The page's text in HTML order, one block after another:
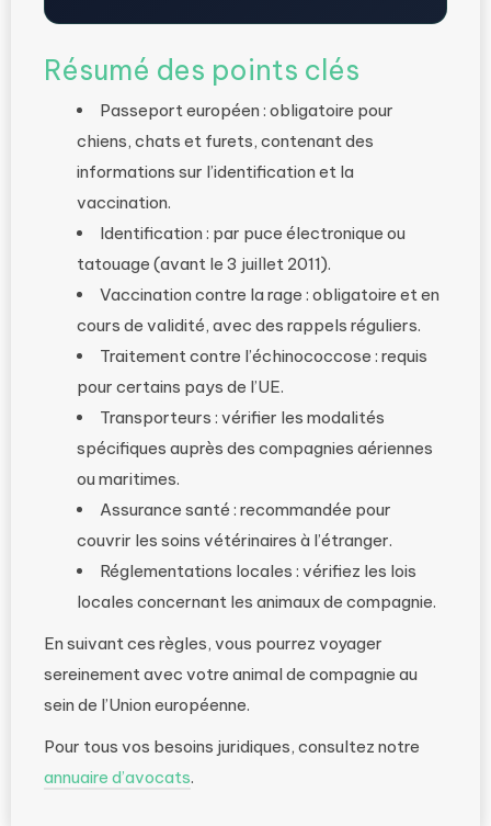
Résumé des points clés
Passeport européen : obligatoire pour
chiens, chats et furets, contenant des
informations sur l’identification et la
vaccination.
Identification : par puce électronique ou
tatouage (avant le 3 juillet 2011).
Vaccination contre la rage : obligatoire et en
cours de validité, avec des rappels réguliers.
Traitement contre l’échinococcose : requis
pour certains pays de l’UE.
Transporteurs : vérifier les modalités
spécifiques auprès des compagnies aériennes
ou maritimes.
Assurance santé : recommandée pour
couvrir les soins vétérinaires à l’étranger.
Réglementations locales : vérifiez les lois
locales concernant les animaux de compagnie.
En suivant ces règles, vous pourrez voyager
sereinement avec votre animal de compagnie au
sein de l’Union européenne.
Pour tous vos besoins juridiques, consultez notre
annuaire d’avocats.